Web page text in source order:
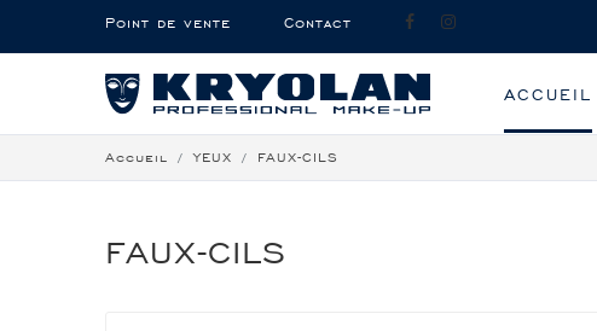
Point de vente Contact
ACCUEIL
Accueil YEUX FAUX-CILS
FAUX-CILS